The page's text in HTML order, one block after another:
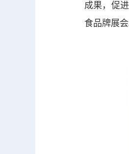
成果，促
食品牌展会